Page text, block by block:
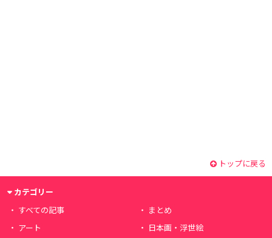
トップに戻る
カテゴリー
すべての記事
まとめ
アート
日本画・浮世絵